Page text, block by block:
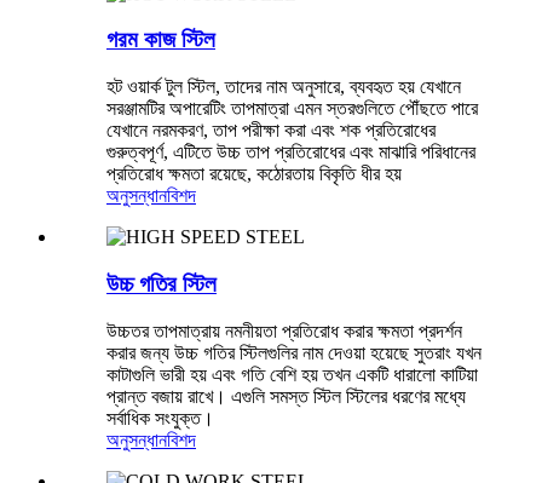
গরম কাজ স্টিল
হট ওয়ার্ক টুল স্টিল, তাদের নাম অনুসারে, ব্যবহৃত হয় যেখানে
সরঞ্জামটির অপারেটিং তাপমাত্রা এমন স্তরগুলিতে পৌঁছতে পারে
যেখানে নরমকরণ, তাপ পরীক্ষা করা এবং শক প্রতিরোধের
গুরুত্বপূর্ণ, এটিতে উচ্চ তাপ প্রতিরোধের এবং মাঝারি পরিধানের
প্রতিরোধ ক্ষমতা রয়েছে, কঠোরতায় বিকৃতি ধীর হয়
অনুসন্ধানবিশদ
উচ্চ গতির স্টিল
উচ্চতর তাপমাত্রায় নমনীয়তা প্রতিরোধ করার ক্ষমতা প্রদর্শন
করার জন্য উচ্চ গতির স্টিলগুলির নাম দেওয়া হয়েছে সুতরাং যখন
কাটাগুলি ভারী হয় এবং গতি বেশি হয় তখন একটি ধারালো কাটিয়া
প্রান্ত বজায় রাখে। এগুলি সমস্ত স্টিল স্টিলের ধরণের মধ্যে
সর্বাধিক সংযুক্ত।
অনুসন্ধানবিশদ